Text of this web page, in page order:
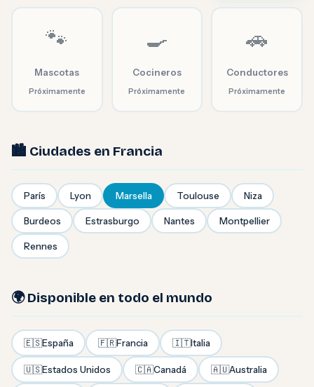
🐾
Mascotas
Próximamente
🍳
Cocineros
Próximamente
🚗
Conductores
Próximamente
🏙️ Ciudades en Francia
París Lyon Marsella Toulouse Niza
Burdeos Estrasburgo Nantes Montpellier
Rennes
🌍 Disponible en todo el mundo
🇪🇸España 🇫🇷Francia 🇮🇹Italia
🇺🇸Estados Unidos 🇨🇦Canadá 🇦🇺Australia